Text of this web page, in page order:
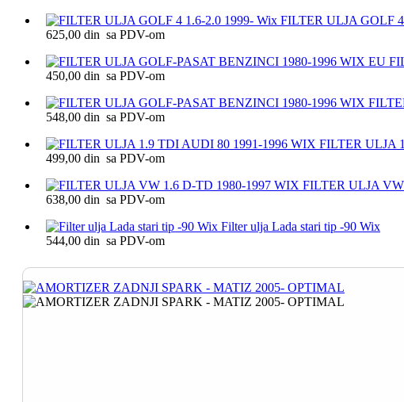
FILTER ULJA GOLF
625,00 din sa PDV-om
450,00 din sa PDV-om
548,00 din sa PDV-om
FILTER ULJA
499,00 din sa PDV-om
FILTER ULJA
638,00 din sa PDV-om
Filter ulja Lada stari tip -90 Wix
544,00 din sa PDV-om